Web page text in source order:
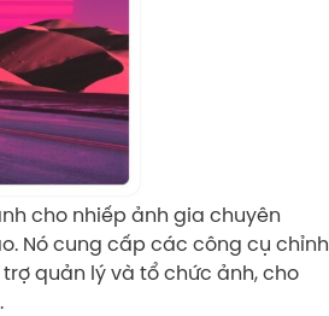
cho nhiếp ảnh gia chuyên
Nó cung cấp các công cụ chỉnh
quản lý và tổ chức ảnh, cho